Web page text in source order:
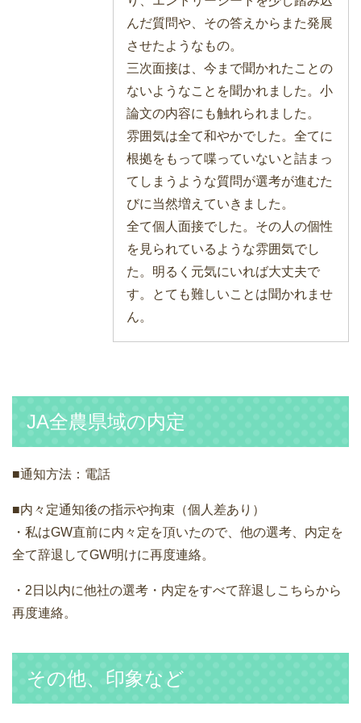
んだ質問や、その答えからまた発展
させたようなもの。
三次面接は、今まで聞かれたことの
ないようなことを聞かれました。小
論文の内容にも触れられました。
雰囲気は全て和やかでした。全てに
根拠をもって喋っていないと詰まっ
てしまうような質問が選考が進むた
びに当然増えていきました。
全て個人面接でした。その人の個性
を見られているような雰囲気でし
た。明るく元気にいれば大丈夫で
す。とても難しいことは聞かれませ
ん。
JA全農県域の内定
■通知方法：電話
■内々定通知後の指示や拘束（個人差あり）
・私はGW直前に内々定を頂いたので、他の選考、内定を
全て辞退してGW明けに再度連絡。
・2日以内に他社の選考・内定をすべて辞退しこちらから
再度連絡。
その他、印象など